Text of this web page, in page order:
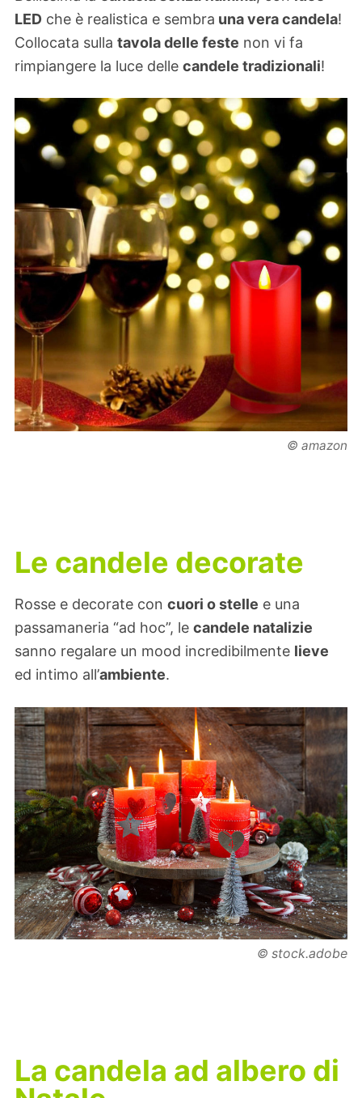
LED che è realistica e sembra una vera candela!
Collocata sulla tavola delle feste non vi fa
rimpiangere la luce delle candele tradizionali!
© amazon
Le candele decorate
Rosse e decorate con cuori o stelle e una
passamaneria “ad hoc”, le candele natalizie
sanno regalare un mood incredibilmente lieve
ed intimo all’ambiente.
© stock.adobe
La candela ad albero di